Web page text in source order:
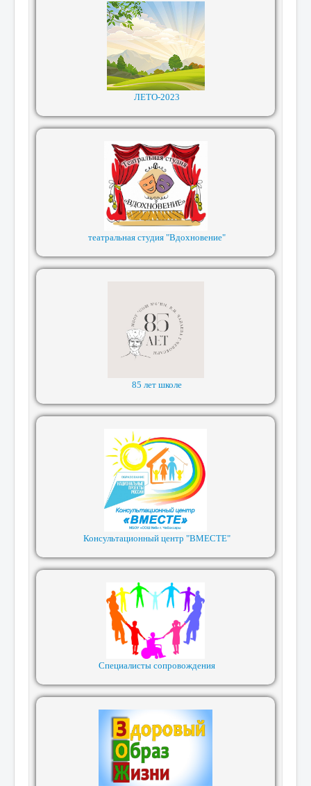
ЛЕТО-2023
театральная студия "Вдохновение"
85 лет школе
Консультационный центр "ВМЕСТЕ"
Специалисты сопровождения